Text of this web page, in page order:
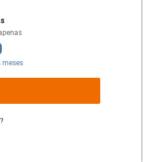
“Deus criou o homem
meses